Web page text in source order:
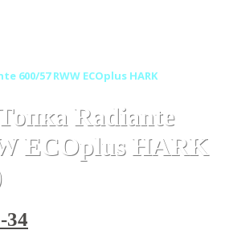
600/57 RWW ECOplus HARK
Radiante
ECOplus HARK
34